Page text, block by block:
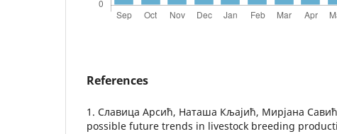
References
1. Славица Арсић, Наташа Кљајић, Мирјана
possible future trends in livestock breeding